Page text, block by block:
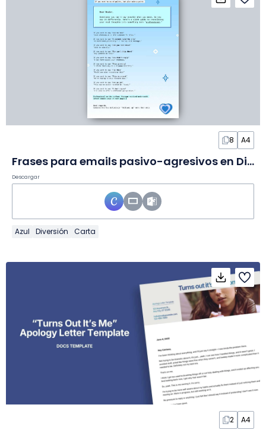
8 A4
Frases para emails pasivo-agresivos en Diapositivas
Descargar
Azul Diversión Carta
2 A4